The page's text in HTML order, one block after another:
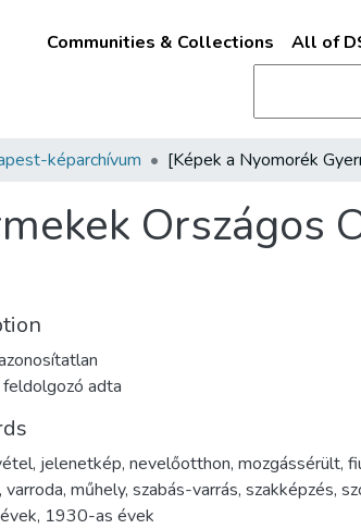
Communities & Collections All of
képarchívum
Országos
adta
, jelenetkép, nevelőotthon, mozgássérült,
, varroda, műhely, szabás-varrás, szakképzés,
, 1930-as évek